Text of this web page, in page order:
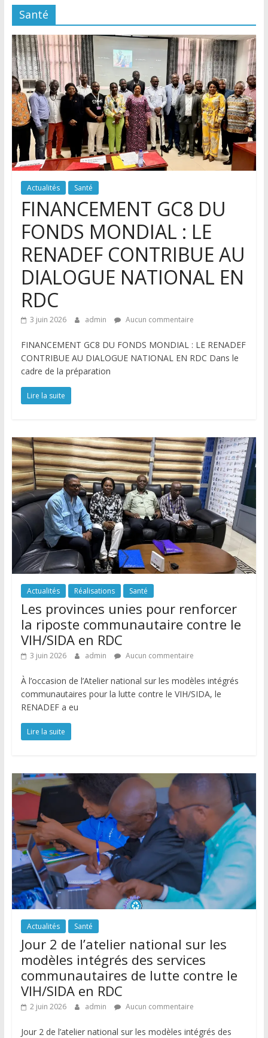
Santé
Actualités Santé
FINANCEMENT GC8 DU
FONDS MONDIAL : LE
RENADEF CONTRIBUE AU
DIALOGUE NATIONAL EN
RDC
3 juin 2026 admin Aucun commentaire
FINANCEMENT GC8 DU FONDS MONDIAL : LE RENADEF
CONTRIBUE AU DIALOGUE NATIONAL EN RDC Dans le
cadre de la préparation
Lire la suite
Actualités Réalisations Santé
Les provinces unies pour renforcer
la riposte communautaire contre le
VIH/SIDA en RDC
3 juin 2026 admin Aucun commentaire
À l’occasion de l’Atelier national sur les modèles intégrés
communautaires pour la lutte contre le VIH/SIDA, le
RENADEF a eu
Lire la suite
Actualités Santé
Jour 2 de l’atelier national sur les
modèles intégrés des services
communautaires de lutte contre le
VIH/SIDA en RDC
2 juin 2026 admin Aucun commentaire
Jour 2 de l’atelier national sur les modèles intégrés des